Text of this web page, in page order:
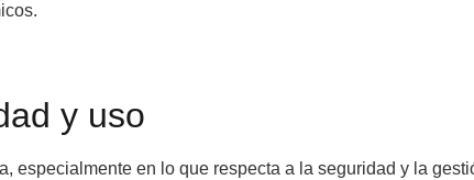
y uso
especialmente en lo que respecta a la seguridad y la